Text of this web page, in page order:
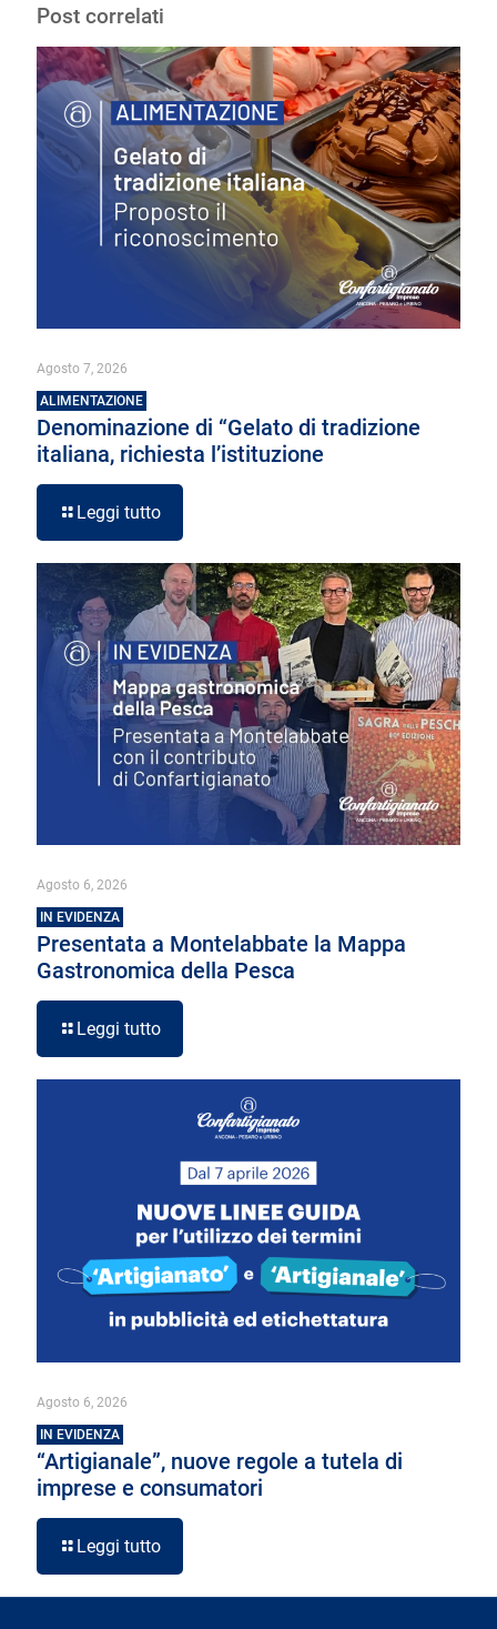
Post correlati
Agosto 7, 2026
ALIMENTAZIONE
Denominazione di “Gelato di tradizione
italiana, richiesta l’istituzione
Leggi tutto
Agosto 6, 2026
IN EVIDENZA
Presentata a Montelabbate la Mappa
Gastronomica della Pesca
Leggi tutto
Agosto 6, 2026
IN EVIDENZA
“Artigianale”, nuove regole a tutela di
imprese e consumatori
Leggi tutto